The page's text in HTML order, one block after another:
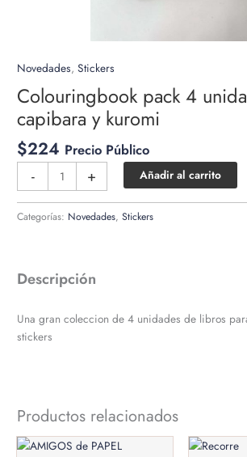
Novedades,Stickers
Colouringbook pack 4
capibara y kuromi
$224 Precio Público
-
Colouringbook
pack
4
unidades
kuromi
+ Añadir al carrito
Categorías: Novedades,Stickers
Descripción
Una gran coleccion de 4 unidades de libros
stickers
Productos relacionados